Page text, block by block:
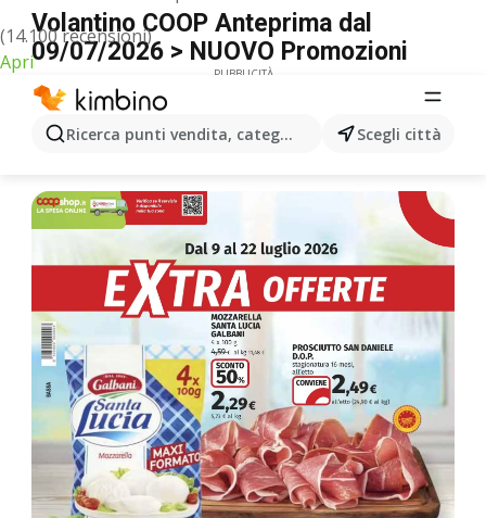
(14.100 recensioni)
Apri
Ricerca punti vendita, categorie, prodotti...Scegli città
Volantino COOP Anteprima dal
09/07/2026 > NUOVO Promozioni
PUBBLICITÀ